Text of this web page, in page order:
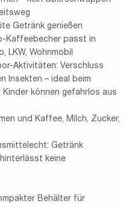
Getränk genießen
Kaffeebecher passt in
LKW, Wohnmobil
Aktivitäten: Verschluss
Insekten – ideal beim
Kinder können gefahrlos aus
und Kaffee, Milch, Zucker,
Getränk
keine
Behälter für